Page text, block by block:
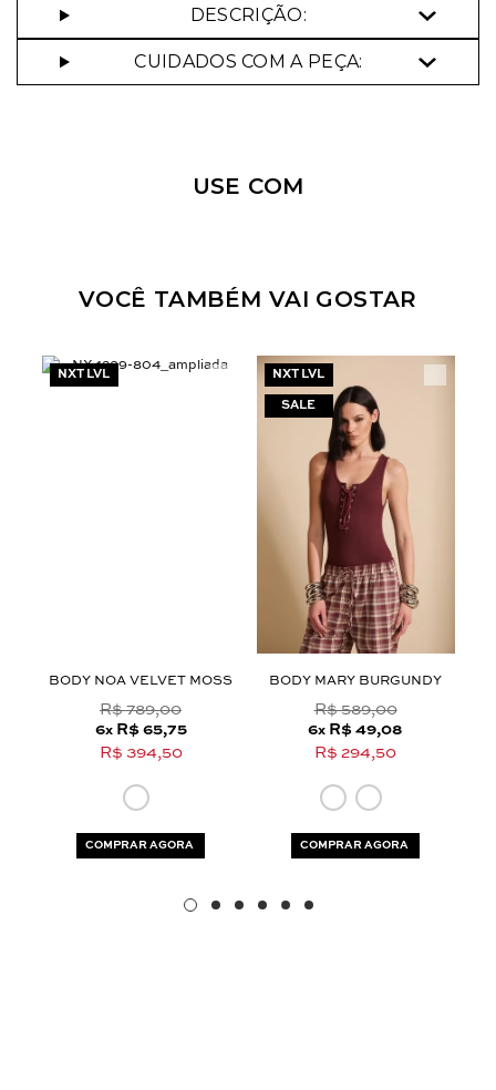
Nossa personal shopper
pode te ajudar!
Selecione o tamanho que você deseja:
DESCRIÇÃO:
CUIDADOS COM A PEÇA:
USE COM
VOCÊ TAMBÉM VAI GOSTAR
NXT LVL
BODY NOA VELVET MOSS
R$ 789,00
6x R$ 65,75
R$ 394,50
COMPRAR AGORA
NXT LVL
BODY MARY BURGUNDY
R$ 589,00
6x R$ 49,08
R$ 294,50
COMPRAR AGORA